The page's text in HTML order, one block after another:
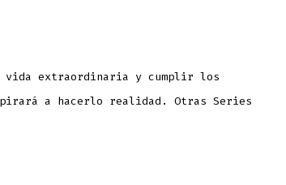
vida extraordinaria y cumplir los
a hacerlo realidad. Otras Series